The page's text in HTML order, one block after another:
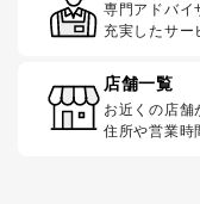
専門アドバイ
充実したサー
店舗一覧
お近くの店舗
住所や営業時